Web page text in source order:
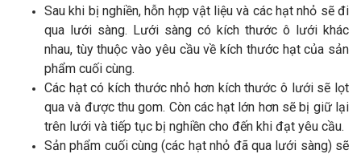
Sau khi bị nghiền, hỗn hợp vật liệu và các hạt nhỏ sẽ đi
qua lưới sàng. Lưới sàng có kích thước ô lưới khác
nhau, tùy thuộc vào yêu cầu về kích thước hạt của sản
phẩm cuối cùng.
Các hạt có kích thước nhỏ hơn kích thước ô lưới sẽ lọt
qua và được thu gom. Còn các hạt lớn hơn sẽ bị giữ lại
trên lưới và tiếp tục bị nghiền cho đến khi đạt yêu cầu.
Sản phẩm cuối cùng (các hạt nhỏ đã qua lưới sàng) sẽ